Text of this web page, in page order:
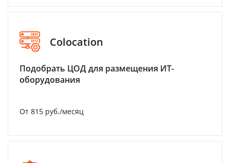
Colocation
Подобрать ЦОД для размещения ИТ-
оборудования
От 815 руб./месяц